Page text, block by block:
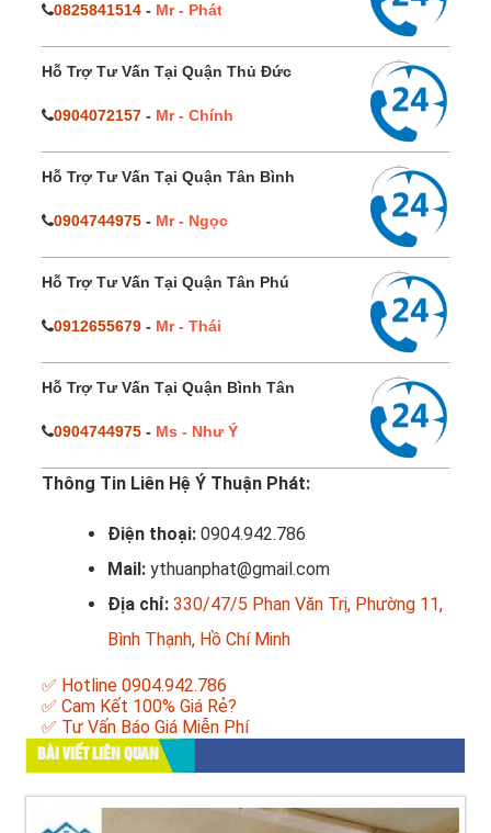
0825841514 - Mr - Phát
Hỗ Trợ Tư Vấn Tại Quận Thủ Đức
0904072157 - Mr - Chính
Hỗ Trợ Tư Vấn Tại Quận Tân Bình
0904744975 - Mr - Ngọc
Hỗ Trợ Tư Vấn Tại Quận Tân Phú
0912655679 - Mr - Thái
Hỗ Trợ Tư Vấn Tại Quận Bình Tân
0904744975 - Ms - Như Ý
Thông Tin Liên Hệ Ý Thuận Phát:
Điện thoại: 0904.942.786
Mail: ythuanphat@gmail.com
Địa chỉ: 330/47/5 Phan Văn Trị, Phường 11,
Bình Thạnh, Hồ Chí Minh
✅ Hotline 0904.942.786
✅ Cam Kết 100% Giá Rẻ?
✅ Tư Vấn Báo Giá Miễn Phí
BÀI VIẾT LIÊN QUAN